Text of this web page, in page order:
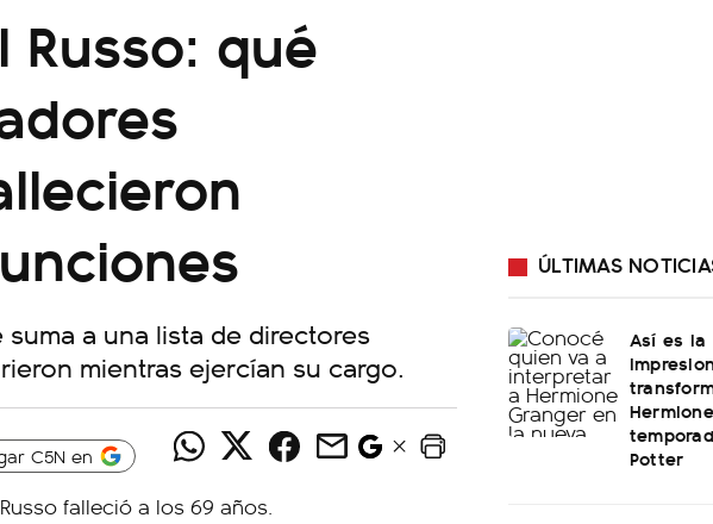
qué
suma a una lista de directores
mientras ejercían su cargo.
C5N en
ÚLTIMAS
Así es la
Potter